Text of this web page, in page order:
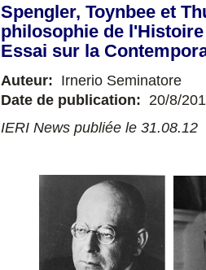
Spengler, Toynbee et
philosophie de
Essai sur la
Auteur: Irnerio Seminatore
Date de publication: 20/8/
IERI News publiée le 31.08.12